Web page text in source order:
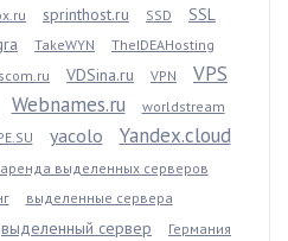
sprinthost.ru SSD
SSL
TakeWYN TheIDEAHosting
VDSina.ru VPN VPS
Webnames.ru worldstream
yacolo Yandex.cloud
аренда выделенных серверов
выделенные сервера
выделенный сервер Германия